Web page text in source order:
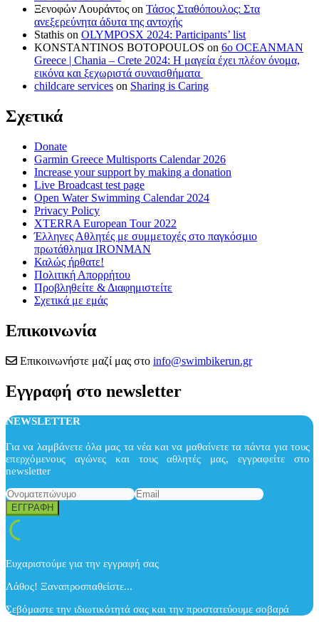
Ξενοφών Λουράντος on Τάσος Σταθόπουλος: Στα
ανεξερεύνητα άδυτα της αντοχής
Stathis on OLYMPOSX 2024: Participants’ list
KONSTANTINOS BOTOPOULOS on 6ο OCEANMAN
Greece | Chania – Crete 2024: Η μαγεία έχει πλέον όνομα,
εικόνα και ξεχωριστά συναισθήματα
childcare services on Sharing is Caring
Σχετικά
Donate
Garmin Greece Multisports Calendar 2026
Increase your support by making a donation
Live Broadcast test page
Open Water Swimming Calendar 2024
Privacy Policy
XTERRA European Tour 2022
Έλληνες Αθλητές με συμμετοχές στο παγκόσμιο
πρωτάθλημα IRONMAN
Καλώς ήρθατε!
Πολιτική Απορρήτου
Προβληθείτε & Διαφημιστείτε
Σχετικά με εμάς
Επικοινωνία
Επικοινωνήστε μαζί μας στο info@swimbikerun.gr
Εγγραφή στο newsletter
NEWSLETTER
Για να λαμβάνετε όλα μας τα νέα και να μαθαίνετε τα πάντα για τους
επερχόμενους αγώνες και τους αθλητές μας, εγγραφείτε στο
newsletter
Ευχαριστούμε για την εγγραφή σας
Λάθος! Ξαναπροσπαθείστε...
Σεβόμαστε την ιδιωτικότητά σας και την προστατεύουμε σοβαρά